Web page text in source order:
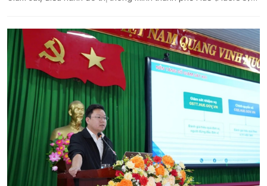
Ngày 24/01/2026, Trung tâm Giám sát, điều hành đô thị thông
minh (HueIOC) tổ chức Hội nghị viên chức, người lao động và
phát động phong trào thi đua năm 2026 nhằm đánh giá kết quả
thực hiện nhiệm vụ năm 2025, đề ra phương hướng, nhiệm vụ và
các chỉ tiêu phấn đấu năm 2026; đồng thời phát huy quyền làm
chủ của viên chức và người lao động trong việc tham gia góp ý,
xây dựng các kế hoạch hoạt động của đơn vị.
Trung tâm HueIOC được tuyên dương có thành
tích xuất sắc trong công tác phối hợp tuyên truyền
nhiệm vụ quân sự, quốc phòng năm 2025
29/01/2026
Ngày 29/01/2026, tại Hội nghị Ký kết phối hợp tuyên truyền và
thực hiện nhiệm vụ quân sự, quốc phòng năm 2026, Trung tâm
Giám sát, điều hành đô thị thông minh thành phố Huế (HueIOC)
vinh dự là một trong những đơn vị được tuyên dương, ghi nhận